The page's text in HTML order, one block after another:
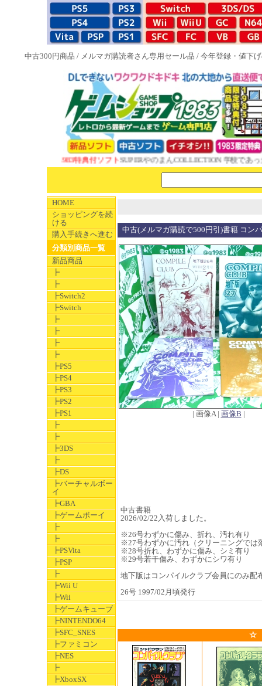
中古300円商品 / メルマガ購読者さん専用セール品 / 今年登録・値下
NEW 1983特典付ソフトSUPERやのまんCOLLECTION 学校であった怖
HOME
ショッピングを続
ける
購入手続きへ進む
分類別商品一覧
新品商品
┣
┣
┣Switch2
┣Switch
┣
┣
┣
┣
┣PS5
┣PS4
┣PS3
┣PS2
┣PS1
┣
┣
┣3DS
┣
┣DS
┣バーチャルボー
イ
┣GBA
┣ゲームボーイ
┣
┣
┣PSVita
┣PSP
┣
┣Wii U
┣Wii
┣ゲームキューブ
┣NINTENDO64
┣SFC_SNES
┣ファミコン
┣NES
┣
┣XboxSX
中古(メルマガ購読で500円引)書籍 コン
| 画像A | 画像B |
中古書籍
2026/02/22入荷しました。
※26号わずかに傷み、折れ、汚れ有り
※27号わずかに汚れ（クリーニングでは
※28号折れ、わずかに傷み、シミ有り
※29号若干傷み、わずかにシワ有り
地下版はコンパイルクラブ会員にのみ配
26号 1997/02月頃発行
☆